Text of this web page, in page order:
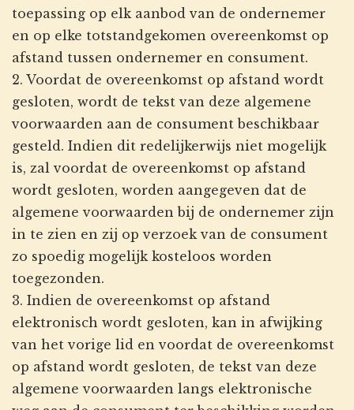
toepassing op elk aanbod van de ondernemer
en op elke totstandgekomen overeenkomst op
afstand tussen ondernemer en consument.
2. Voordat de overeenkomst op afstand wordt
gesloten, wordt de tekst van deze algemene
voorwaarden aan de consument beschikbaar
gesteld. Indien dit redelijkerwijs niet mogelijk
is, zal voordat de overeenkomst op afstand
wordt gesloten, worden aangegeven dat de
algemene voorwaarden bij de ondernemer zijn
in te zien en zij op verzoek van de consument
zo spoedig mogelijk kosteloos worden
toegezonden.
3. Indien de overeenkomst op afstand
elektronisch wordt gesloten, kan in afwijking
van het vorige lid en voordat de overeenkomst
op afstand wordt gesloten, de tekst van deze
algemene voorwaarden langs elektronische